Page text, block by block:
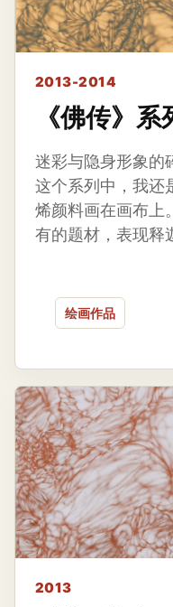
2013-2014
《佛传》系
迷彩与隐身形象的
这个系列中，我还
烯颜料画在画布上
有的题材，表现释
绘画作品
2013